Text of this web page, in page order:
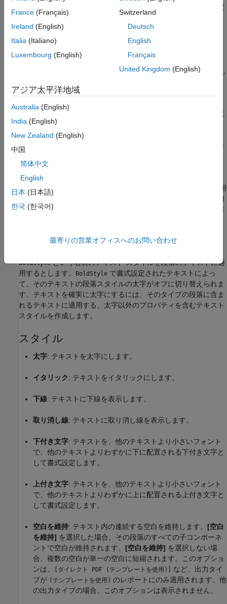
は、レポートのテンプレートで定義した他のスタイルを指定
します。他のスタイルを指定するには、次の手順に従いま
す。
テキスト ボックスで、スタイル名を入力し
指定するカスタム スタイルは、HTML レポートおよび
PDF レポートの span のスタイルか、レポートの生成に
使用するテンプレートで定義されている文字スタイル
(または Word レポートのリンクされた段落/文字スタイ
ル) でなければなりません。テンプレート スタイルの詳
Microsoft
スタイルおよびテキスト スタイルは、両方を同じテキストに適用
する場合に相互作用が発生する可能性があります。この相互作用
は、太字、イタリック、下線など、段落とテキストに共通する書
たとえば、段落スタイル MyStyleを段落に適用しており、
BoldStyleという名前のテキスト スタイルを段落のテキストに適
用するとします。
BoldStyle で書式設定されたテキストによっ
て、そのテキストの段落スタイルの太字がオフに切り替えられま
す。テキストを確実に太字にするには、そのタイプの段落に含ま
れるテキストに適用する、太字以外のプロパティを含むテキスト
スタイルを作成します。
スタイル
太字: テキストを太字にします。
イタリック: テキストをイタリックにします。
下線: テキストに下線を表示します。
取り消し線: テキストに取り消し線を表示します。
下付き文字: テキストを、他のテキストより小さいフォント
で、他のテキストよりわずかに下に配置される下付き文字と
して書式設定します。
上付き文字: テキストを、他のテキストより小さいフォント
で、他のテキストよりわずかに上に配置される上付き文字と
して書式設定します。
空白を維持: テキスト内の連続する空白を維持します。 [空白
を維持] を選択した場合、その段落のすべての子コンポーネ
ントで空白が維持されます。 [空白を維持] を選択しない場
合、複数の空白が単一の空白に短縮されます。このオプショ
ンは、
[ダイレクト PDF (テンプレートを使用)]
など、出力タイ
プが (テンプレートを使用) のレポートにのみ適用されます。他
の出力タイプの場合、このオプションは表示されません。
France (Français)
Ireland (English)
Italia (Italiano)
Luxembourg (English)
Switzerland
Deutsch
English
Français
United Kingdom (English)
アジア太平洋地域
Australia (English)
India (English)
New Zealand (English)
中国
简体中文
English
日本 (日本語)
한국 (한국어)
最寄りの営業オフィスへのお問い合わせ